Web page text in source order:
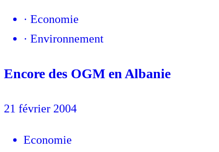
· Economie
· Environnement
Encore des OGM en Albanie
21 février 2004
Economie